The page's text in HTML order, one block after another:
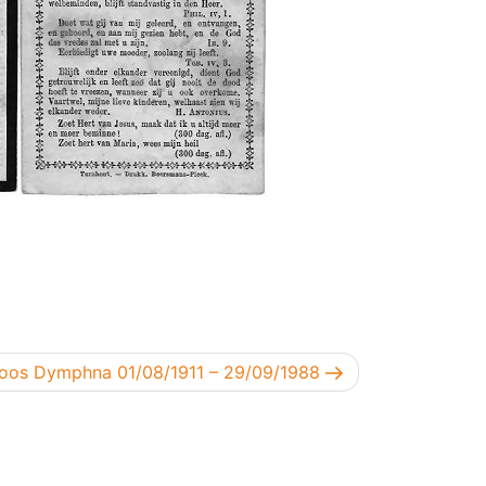
bericht
Dymphna 01/08/1911 – 29/09/1988